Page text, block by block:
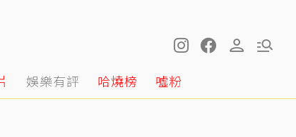
娛樂有評 哈燒榜 噓粉